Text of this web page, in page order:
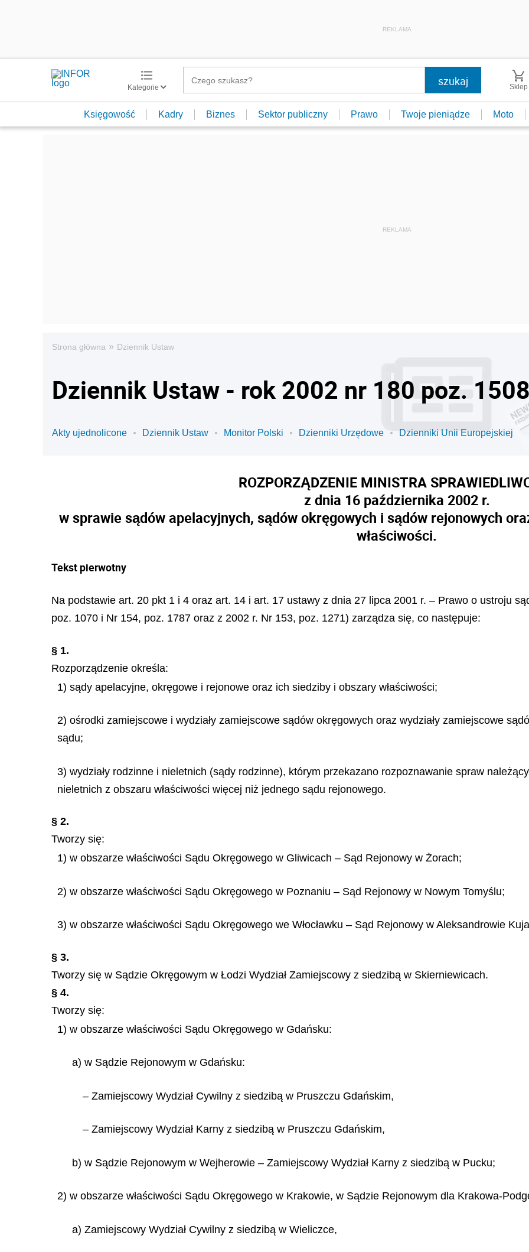
REKLAMA
Kategorie Sklep
Księgowość Kadry Biznes Sektor publiczny Prawo Twoje pieniądze Moto
Strona główna » Dziennik Ustaw
Dziennik Ustaw - rok 2002 nr 180 poz. 1508
Akty ujednolicone Dziennik Ustaw Monitor Polski Dzienniki Urzędowe Dzienniki Unii Europejskiej
ROZPORZĄDZENIE MINISTRA
z dnia 16 października 2002 r.
w sprawie sądów apelacyjnych, sądów okręgowych i sądów rejonowych
właściwości.
Tekst pierwotny
Na podstawie art. 20 pkt 1 i 4 oraz art. 14 i art. 17 ustawy z dnia 27 lipca 2001 r. – Prawo o ustroju
poz. 1070 i Nr 154, poz. 1787 oraz z 2002 r. Nr 153, poz. 1271) zarządza się, co następuje:
§ 1.
Rozporządzenie określa:
1) sądy apelacyjne, okręgowe i rejonowe oraz ich siedziby i obszary właściwości;
2) ośrodki zamiejscowe i wydziały zamiejscowe sądów okręgowych oraz wydziały zamiejscowe
sądu;
3) wydziały rodzinne i nieletnich (sądy rodzinne), którym przekazano rozpoznawanie spraw
nieletnich z obszaru właściwości więcej niż jednego sądu rejonowego.
§ 2.
Tworzy się:
1) w obszarze właściwości Sądu Okręgowego w Gliwicach – Sąd Rejonowy w Żorach;
2) w obszarze właściwości Sądu Okręgowego w Poznaniu – Sąd Rejonowy w Nowym Tomyślu;
3) w obszarze właściwości Sądu Okręgowego we Włocławku – Sąd Rejonowy w Aleksandrowie
§ 3.
Tworzy się w Sądzie Okręgowym w Łodzi Wydział Zamiejscowy z siedzibą w Skierniewicach.
§ 4.
Tworzy się:
1) w obszarze właściwości Sądu Okręgowego w Gdańsku:
a) w Sądzie Rejonowym w Gdańsku:
– Zamiejscowy Wydział Cywilny z siedzibą w Pruszczu Gdańskim,
– Zamiejscowy Wydział Karny z siedzibą w Pruszczu Gdańskim,
b) w Sądzie Rejonowym w Wejherowie – Zamiejscowy Wydział Karny z siedzibą w Pucku;
2) w obszarze właściwości Sądu Okręgowego w Krakowie, w Sądzie Rejonowym dla Krakowa-
a) Zamiejscowy Wydział Cywilny z siedzibą w Wieliczce,